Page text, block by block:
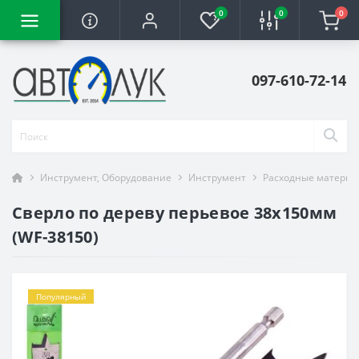
0 0 0
097-610-72-14
Инструмент, Оборудование Инструмент Расходные
Сверло по дереву перьевое 38x150мм
(WF-38150)
Популярный